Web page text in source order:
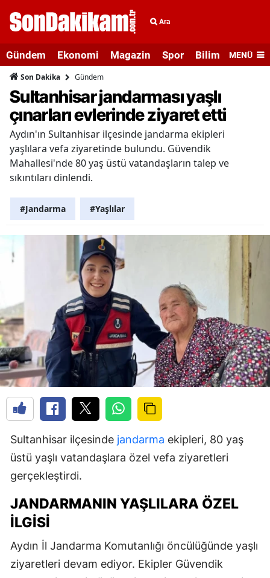
Ara
Gündem Ekonomi Magazin Spor Bilim veMENÜ
Son Dakika Gündem
Sultanhisar jandarması yaşlı
çınarları evlerinde ziyaret etti
Aydın'ın Sultanhisar ilçesinde jandarma ekipleri
yaşlılara vefa ziyaretinde bulundu. Güvendik
Mahallesi'nde 80 yaş üstü vatandaşların talep ve
sıkıntıları dinlendi.
#Jandarma #Yaşlılar
Sultanhisar ilçesinde jandarma ekipleri, 80 yaş
üstü yaşlı vatandaşlara özel vefa ziyaretleri
gerçekleştirdi.
JANDARMANIN YAŞLILARA ÖZEL
İLGISI
Aydın İl Jandarma Komutanlığı öncülüğünde yaşlı
ziyaretleri devam ediyor. Ekipler Güvendik